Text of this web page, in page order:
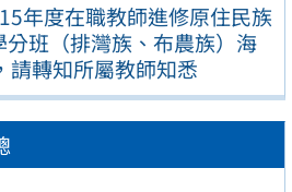
年度在職教師進修原住民族
班（排灣族、布農族）海
請轉知所屬教師知悉